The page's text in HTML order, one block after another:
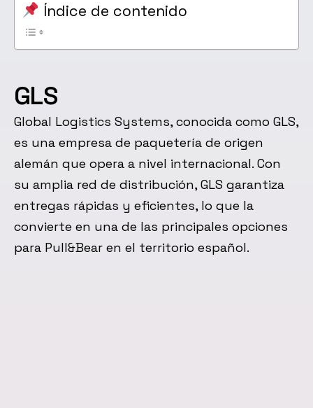
Índice de contenido
GLS
Global Logistics Systems, conocida como GLS,
es una empresa de paquetería de origen
alemán que opera a nivel internacional. Con
su amplia red de distribución, GLS garantiza
entregas rápidas y eficientes, lo que la
convierte en una de las principales opciones
para Pull&Bear en el territorio español.